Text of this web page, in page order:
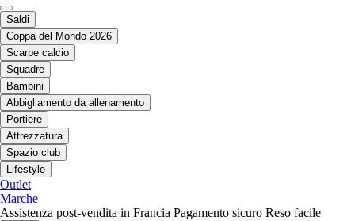
Saldi
Coppa del Mondo 2026
Scarpe calcio
Squadre
Bambini
Abbigliamento da allenamento
Portiere
Attrezzatura
Spazio club
Lifestyle
Outlet
Marche
Assistenza post-vendita in Francia Pagamento sicuro Reso facile